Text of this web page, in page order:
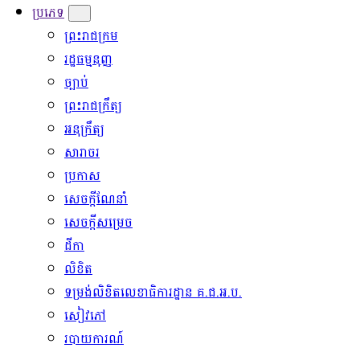
ប្រភេទ
ព្រះរាជក្រម
រដ្ឋធម្មនុញ្ញ
ច្បាប់
ព្រះរាជក្រឹត្យ
អនុក្រឹត្យ
សារាចរ
ប្រកាស
សេចក្ដីណែនាំ
សេចក្ដីសម្រេច
ដីកា
លិខិត
ទម្រង់លិខិតលេខាធិការដ្ឋាន គ.ជ.អ.ប.
សៀវភៅ
របាយការណ៍